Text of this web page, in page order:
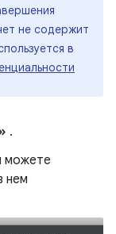
не содержит
в
.
можете
нем